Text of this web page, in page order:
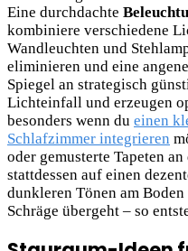
Eine durchdachte
kombiniere verschiedene
Wandleuchten und
eliminieren und eine
Spiegel an strategisch
Lichteinfall und erzeugen
besonders wenn du einen
Schlafzimmer integrieren
oder gemusterte Tapeten
stattdessen auf einen
dunkleren Tönen am
Schräge übergeht – so